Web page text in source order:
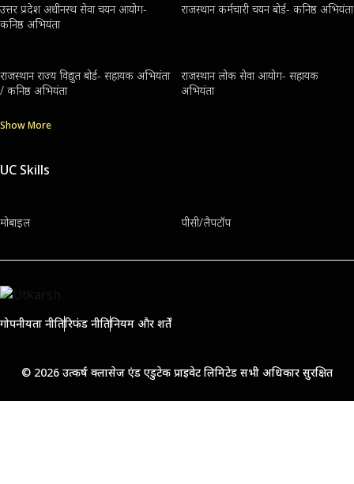
उत्तर प्रदेश अधीनस्थ सेवा चयन आयोग-
कनिष्ठ अभियंता
राजस्थान कर्मचारी चयन बोर्ड- कनिष्ठ अभियंता
राजस्थान राज्य विद्युत बोर्ड- सहायक अभियंता
/ कनिष्ठ अभियंता
राजस्थान लोक सेवा आयोग- सहायक
अभियंता
Show More
UC Skills
मोबाइल पीसी/लैपटॉप
गोपनीयता नीतिरिफंड नीतिनियम और शर्तें
© 2026 उत्कर्ष क्लासेज एंड एडुटेक प्राइवेट लिमिटेड सभी अधिकार सुरक्षित